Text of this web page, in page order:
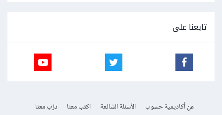
تابعنا على
عن أكاديمية حسوب الأسئلة الشائعة اكتب معنا
درّب معنا